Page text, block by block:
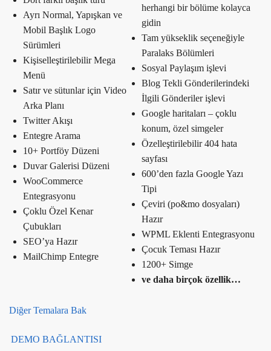
Ayrı Normal, Yapışkan ve
Mobil Başlık Logo
Sürümleri
Kişiselleştirilebilir Mega
Menü
Satır ve sütunlar için Video
Arka Planı
Twitter Akışı
Entegre Arama
10+ Portföy Düzeni
Duvar Galerisi Düzeni
WooCommerce
Entegrasyonu
Çoklu Özel Kenar
Çubukları
SEO’ya Hazır
MailChimp Entegre
herhangi bir bölüme kolayca
gidin
Tam yükseklik seçeneğiyle
Paralaks Bölümleri
Sosyal Paylaşım işlevi
Blog Tekli Gönderilerindeki
İlgili Gönderiler işlevi
Google haritaları – çoklu
konum, özel simgeler
Özelleştirilebilir 404 hata
sayfası
600’den fazla Google Yazı
Tipi
Çeviri (po&mo dosyaları)
Hazır
WPML Eklenti Entegrasyonu
Çocuk Teması Hazır
1200+ Simge
ve daha birçok özellik…
Diğer Temalara Bak
DEMO BAĞLANTISI